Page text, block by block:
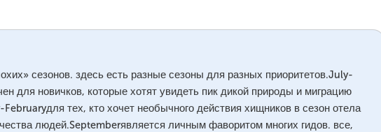
сезонов. здесь есть разные сезоны для разных приоритетов.July-
для новичков, которые хотят увидеть пик дикой природы и миграцию
тех, кто хочет необычного действия хищников в сезон отела
людей.Septemberявляется личным фаворитом многих гидов. все,